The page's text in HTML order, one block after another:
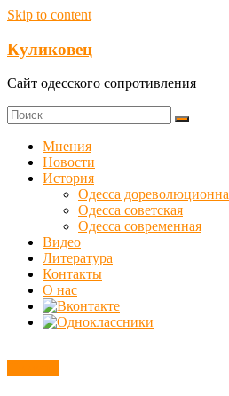
Skip to content
Куликовец
Сайт одесского сопротивления
Мнения
Новости
История
Одесса
Одесса советская
Одесса современная
Видео
Литература
Контакты
О нас